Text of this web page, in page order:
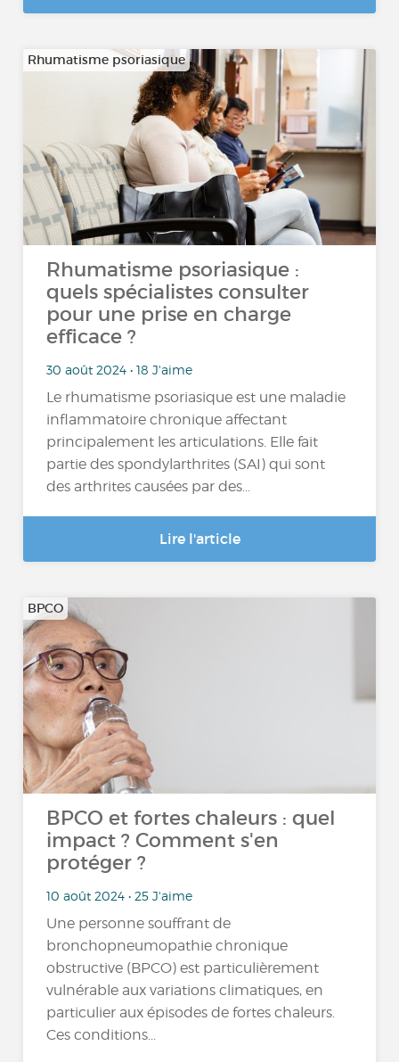
Rhumatisme psoriasique
Rhumatisme psoriasique :
quels spécialistes consulter
pour une prise en charge
efficace ?
30 août 2024 • 18 J'aime
Le rhumatisme psoriasique est une maladie
inflammatoire chronique affectant
principalement les articulations. Elle fait
partie des spondylarthrites (SAI) qui sont
des arthrites causées par des...
Lire l'article
BPCO
BPCO et fortes chaleurs : quel
impact ? Comment s'en
protéger ?
10 août 2024 • 25 J'aime
Une personne souffrant de
bronchopneumopathie chronique
obstructive (BPCO) est particulièrement
vulnérable aux variations climatiques, en
particulier aux épisodes de fortes chaleurs.
Ces conditions...